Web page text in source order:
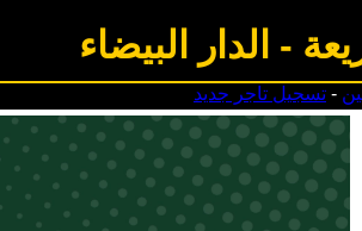
- الدار البيضاء
- تسجيل تاجر جديد